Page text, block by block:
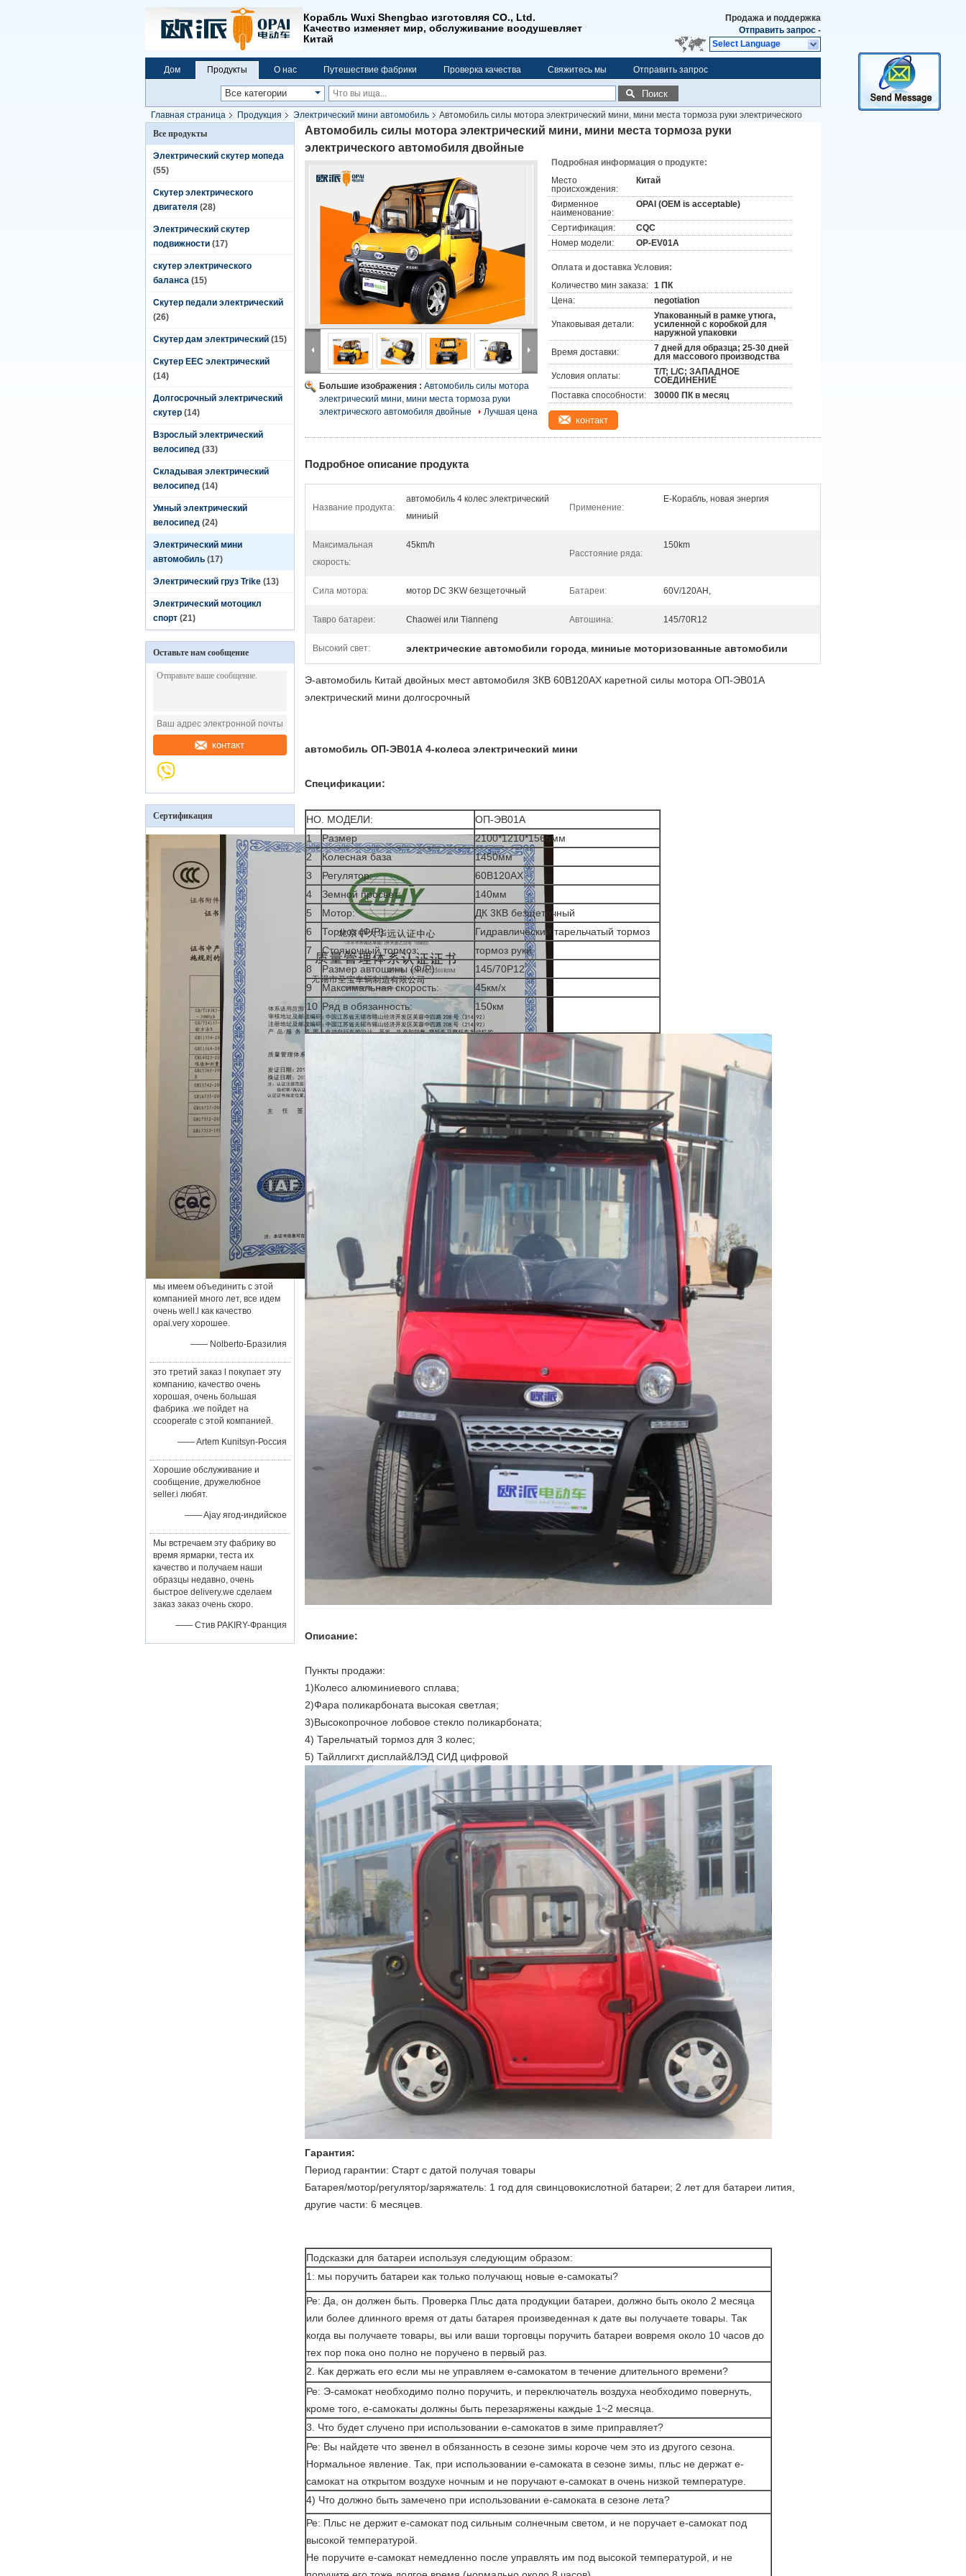
Корабль Wuxi Shengbao изготовляя CO., Ltd.
Качество изменяет мир, обслуживание воодушевляет
Китай
Продажа и поддержка
Отправить запрос -
Select Language
Дом Продукты О нас Путешествие фабрики Проверка качества Свяжитесь мы Отправить запрос
Поиск
Главная страница Продукция Электрический мини автомобиль
Автомобиль силы мотора электрический мини, мини места тормоза руки электрического
автомобиля двойные
Оставьте сообщение
Мы скоро тебе перезвоним!
Отправить
Все продукты
Электрический скутер мопеда
(55)
Скутер электрического
двигателя (28)
Электрический скутер
подвижности (17)
скутер электрического
баланса (15)
Скутер педали электрический
(26)
Скутер дам электрический (15)
Скутер EEC электрический
(14)
Долгосрочный электрический
скутер (14)
Взрослый электрический
велосипед (33)
Складывая электрический
велосипед (14)
Умный электрический
велосипед (24)
Электрический мини
автомобиль (17)
Электрический груз Trike (13)
Электрический мотоцикл
спорт (21)
Оставьте нам сообщение
контакт
Сертификация
мы имеем объединить с этой
компанией много лет, все идем
очень well.l как качество
opai.very хорошее.
—— Nolberto-Бразилия
это третий заказ l покупает эту
компанию, качество очень
хорошая, очень большая
фабрика .we пойдет на
ccooperate с этой компанией.
—— Artem Kunitsyn-Россия
Хорошие обслуживание и
сообщение, дружелюбное
seller.i любят.
—— Ajay ягод-индийское
Мы встречаем эту фабрику во
время ярмарки, теста их
качество и получаем наши
образцы недавно, очень
быстрое delivery.we сделаем
заказ заказ очень скоро.
—— Стив PAKIRY-Франция
Автомобиль силы мотора электрический мини, мини места тормоза руки
электрического автомобиля двойные
Большие изображения : Автомобиль силы мотора
электрический мини, мини места тормоза руки
электрического автомобиля двойные
Лучшая цена
Подробная информация о продукте:
Место
происхождения:
Китай
Фирменное
наименование:
OPAI (OEM is acceptable)
Сертификация:
CQC
Номер модели:
OP-EV01A
Оплата и доставка Условия:
Количество мин заказа: 1 ПК
Цена:
negotiation
Упаковывая детали:
Упакованный в рамке утюга,
усиленной с коробкой для
наружной упаковки
Время доставки:
7 дней для образца; 25-30 дней
для массового производства
Условия оплаты:
T/T; L/C; ЗАПАДНОЕ
СОЕДИНЕНИЕ
Поставка способности:
30000 ПК в месяц
контакт
Подробное описание продукта
Название продукта:
автомобиль 4 колес электрический
миниый
Применение:
E-Корабль, новая энергия
Максимальная
скорость:
45km/h
Расстояние ряда:
150km
Сила мотора: мотор DC 3KW безщеточный Батареи: 60V/120AH,
Тавро батареи: Chaowei или Tianneng Автошина: 145/70R12
Высокий свет: электрические автомобили города, миниые моторизованные автомобили
Э-автомобиль Китай двойных мест автомобиля 3КВ 60В120АХ каретной силы мотора ОП-ЭВ01А
электрический мини долгосрочный
автомобиль ОП-ЭВ01А 4-колеса электрический мини
Спецификации:
НО. МОДЕЛИ:
ОП-ЭВ01А
1
Размер
2100*1210*1565мм
2
Колесная база
1450мм
3
Регулятор:
60В120АХ
4
Земной просвет:
140мм
5
Мотор:
ДК 3КВ безщеточный
6
Тормоз (Ф/Р):
Гидравлический тарельчатый тормоз
7
Стояночный тормоз:
тормоз руки
8
Размер автошины (Ф/Р):
145/70Р12
9
Максимальная скорость:
45км/х
10 Ряд в обязанность: 150км
Описание:
Пункты продажи:
1)Колесо алюминиевого сплава;
2)Фара поликарбоната высокая светлая;
3)Высокопрочное лобовое стекло поликарбоната;
4) Тарельчатый тормоз для 3 колес;
5) Тайллигхт дисплай&ЛЭД СИД цифровой
Гарантия:
Период гарантии: Старт с датой получая товары
Батарея/мотор/регулятор/заряжатель: 1 год для свинцовокислотной батареи; 2 лет для батареи лития,
другие части: 6 месяцев.
Подсказки для батареи используя следующим образом:
1: мы поручить батареи как только получающ новые е-самокаты?
Ре: Да, он должен быть. Проверка Пльс дата продукции батареи, должно быть около 2 месяца
или более длинного время от даты батарея произведенная к дате вы получаете товары. Так
когда вы получаете товары, вы или ваши торговцы поручить батареи вовремя около 10 часов до
тех пор пока оно полно не поручено в первый раз.
2. Как держать его если мы не управляем е-самокатом в течение длительного времени?
Ре: Э-самокат необходимо полно поручить, и переключатель воздуха необходимо повернуть,
кроме того, е-самокаты должны быть перезаряжены каждые 1~2 месяца.
3. Что будет случено при использовании е-самокатов в зиме приправляет?
Ре: Вы найдете что звенел в обязанность в сезоне зимы короче чем это из другого сезона.
Нормальное явление. Так, при использовании е-самоката в сезоне зимы, пльс не держат е-
самокат на открытом воздухе ночным и не поручают е-самокат в очень низкой температуре.
4) Что должно быть замечено при использовании е-самоката в сезоне лета?
Ре: Пльс не держит е-самокат под сильным солнечным светом, и не поручает е-самокат под
высокой температурой.
Не поручите е-самокат немедленно после управлять им под высокой температурой, и не